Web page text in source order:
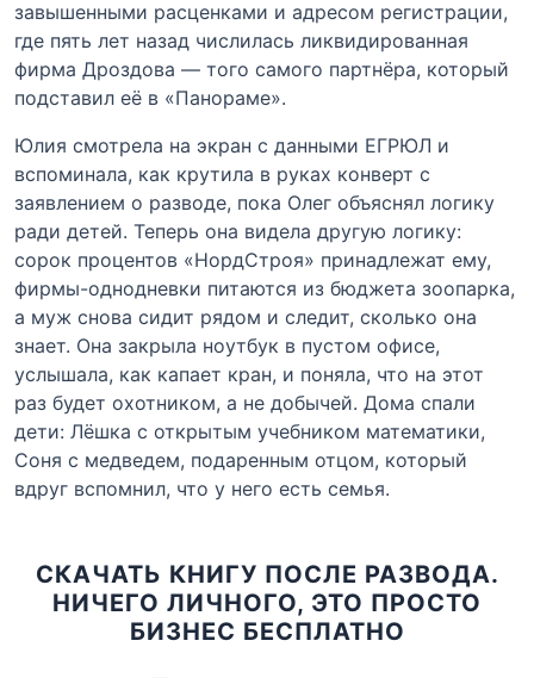
завышенными расценками и адресом регистрации,
где пять лет назад числилась ликвидированная
фирма Дроздова — того самого партнёра, который
подставил её в «Панораме».
Юлия смотрела на экран с данными ЕГРЮЛ и
вспоминала, как крутила в руках конверт с
заявлением о разводе, пока Олег объяснял логику
ради детей. Теперь она видела другую логику:
сорок процентов «НордСтроя» принадлежат ему,
фирмы-однодневки питаются из бюджета зоопарка,
а муж снова сидит рядом и следит, сколько она
знает. Она закрыла ноутбук в пустом офисе,
услышала, как капает кран, и поняла, что на этот
раз будет охотником, а не добычей. Дома спали
дети: Лёшка с открытым учебником математики,
Соня с медведем, подаренным отцом, который
вдруг вспомнил, что у него есть семья.
СКАЧАТЬ КНИГУ ПОСЛЕ РАЗВОДА.
НИЧЕГО ЛИЧНОГО, ЭТО ПРОСТО
БИЗНЕС БЕСПЛАТНО